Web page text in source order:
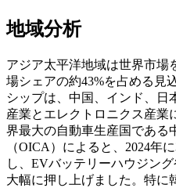
地域分析
アジア太平洋地域は世界市場
場シェアの約43%を占める見
シップは、中国、インド、日
産業とエレクトロニクス産業
界最大の自動車生産国である
（OICA）によると、2024年
し、EVバッテリーハウジン
大幅に押し上げました。特に